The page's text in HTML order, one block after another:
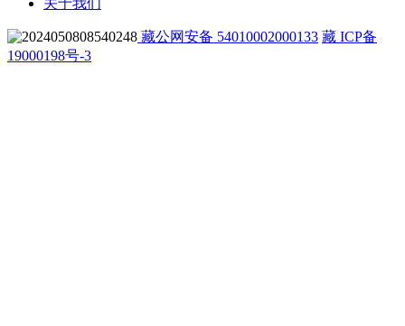
藏公网安备 54010002000133 藏 ICP备
19000198号-3